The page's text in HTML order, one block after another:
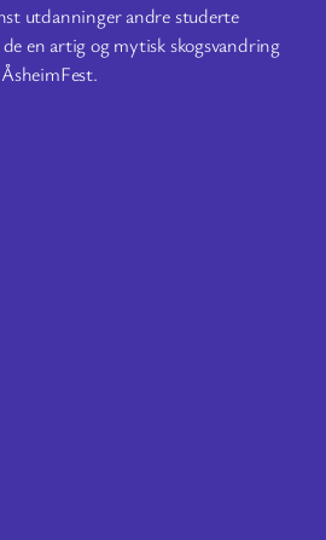
utdanninger andre studerte
en artig og mytisk skogsvandring